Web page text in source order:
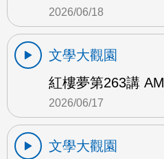
2026/06/18
文學大觀園
紅樓夢第263講 AM
2026/06/17
文學大觀園